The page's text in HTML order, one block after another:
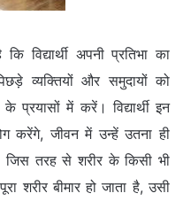
विद्यार्थी अपनी प्रतिभा का
व्यक्तियों और समुदायों को
प्रयासों में करें। विद्यार्थी इन
करेंगे, जीवन में उन्हें उतना ही
तरह से शरीर के किसी भी
शरीर बीमार हो जाता है, उसी